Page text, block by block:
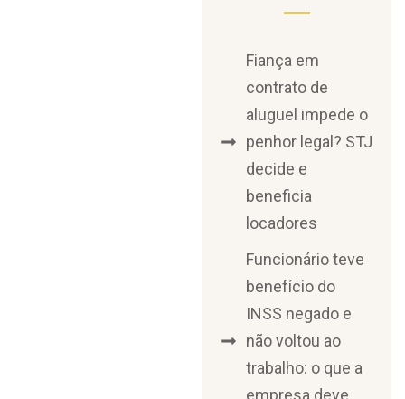
Fiança em
contrato de
aluguel impede o
penhor legal? STJ
decide e
beneficia
locadores
Funcionário teve
benefício do
INSS negado e
não voltou ao
trabalho: o que a
empresa deve